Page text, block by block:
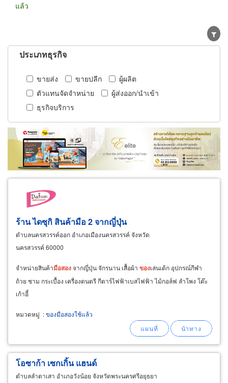
แล้ว
ประเภทธุรกิจ
ขายส่ง ขายปลีก
ผู้ผลิต
ตัวแทนจัดจำหน่าย
ผู้ส่งออก/นำเข้า
ธุรกิจบริการ
ร้าน ไดซุกิ สินค้ามือ 2 จากญี่ปุ่น
ตำบลนครสวรรค์ออก อำเภอเมืองนครสวรรค์ จังหวัด
นครสวรรค์ 60000
จำหน่ายสินค้ามือสองจากญี่ปุ่น จักรนาน เสื้อผ้า ของเล่นเด้ก อุปกรณ์กีฬา
ถ้วย ชาม กระเบื้อง เครื่องดนตรี กีตาร์ไฟฟ้าเบสไฟฟ้า ไม้กอล์ฟ ลำโพง โต๊ะ
เก้าอี้
หมวดหมู่ :ของมือสองใช้แล้ว
โอซาก้า เซกเกิ้น แฮนด์
ตำบลลำตาเสา อำเภอวังน้อย จังหวัดพระนครศรีอยุธยา